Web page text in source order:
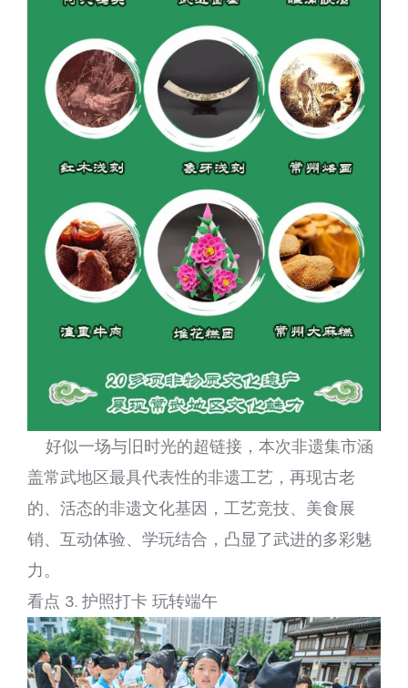
好似一场与旧时光的超链接，本次非遗集市涵
盖常武地区最具代表性的非遗工艺，再现古老
的、活态的非遗文化基因，工艺竞技、美食展
销、互动体验、学玩结合，凸显了武进的多彩魅
力。
看点 3. 护照打卡 玩转端午